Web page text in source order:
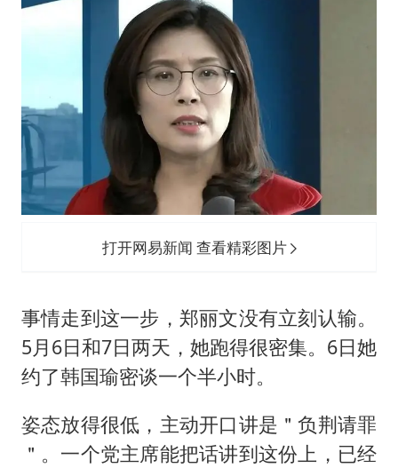
打开网易新闻 查看精彩图片
事情走到这一步，郑丽文没有立刻认输。
5月6日和7日两天，她跑得很密集。6日她
约了韩国瑜密谈一个半小时。
姿态放得很低，主动开口讲是＂负荆请罪
＂。一个党主席能把话讲到这份上，已经